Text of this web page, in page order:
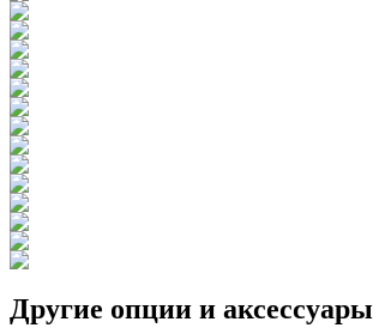
Другие опции и аксессуары